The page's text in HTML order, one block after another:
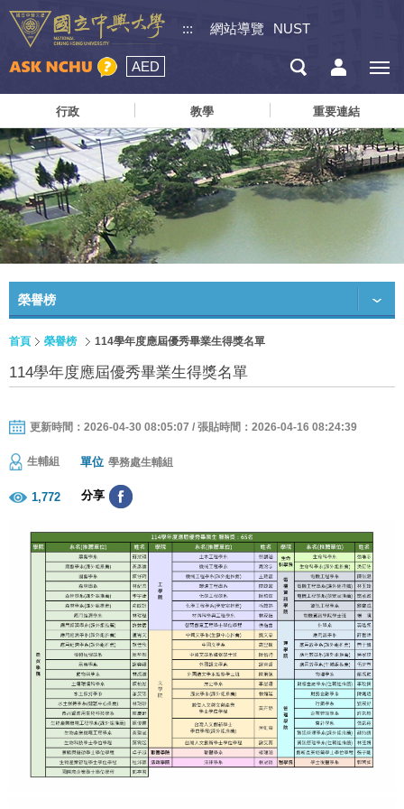
::: 網站導覽 NUST
AED
行政 教學 重要連結
榮譽榜
首頁 榮譽榜 114學年度應屆優秀畢業生得獎名單
114學年度應屆優秀畢業生得獎名單
更新時間：2026-04-30 08:05:07 / 張貼時間：2026-04-16 08:24:39
生輔組 單位 學務處生輔組
1,772 分享